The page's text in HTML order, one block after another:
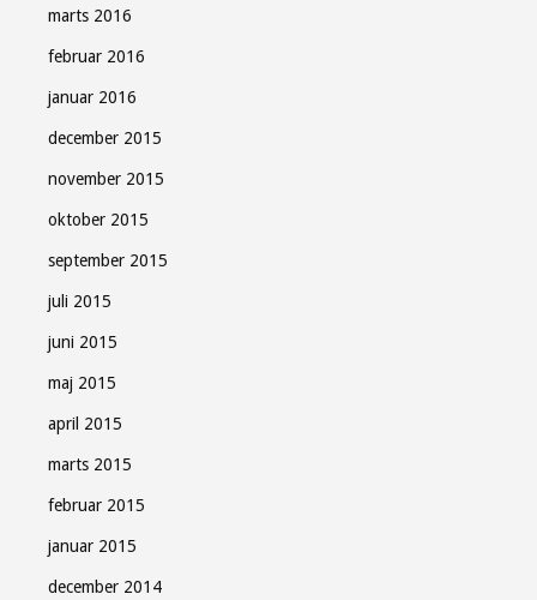
marts 2016
februar 2016
januar 2016
december 2015
november 2015
oktober 2015
september 2015
juli 2015
juni 2015
maj 2015
april 2015
marts 2015
februar 2015
januar 2015
december 2014